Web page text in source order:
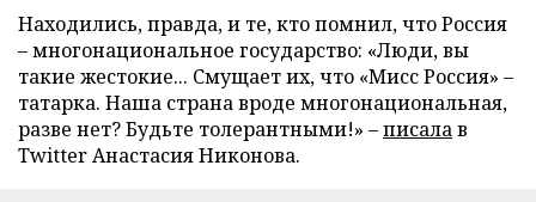
Находились, правда, и те, кто помнил, что Россия
– многонациональное государство: «Люди, вы
такие жестокие... Смущает их, что «Мисс Россия» –
татарка. Наша страна вроде многонациональная,
разве нет? Будьте толерантными!» –писалав
Twitter Анастасия Никонова.